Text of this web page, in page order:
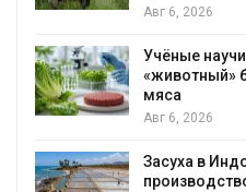
Авг 6, 2026
Учёные научили
«животный»
мяса
Авг 6, 2026
Засуха в
производство